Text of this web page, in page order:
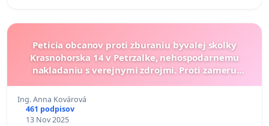
Peticia obcanov proti zburaniu byvalej skolky
Krasnohorska 14 v Petrzalke, nehospodarnemu
nakladaniu s verejnymi zdrojmi. Proti zameru
Ing. Anna Kovárová
461 podpisov
13 Nov 2025